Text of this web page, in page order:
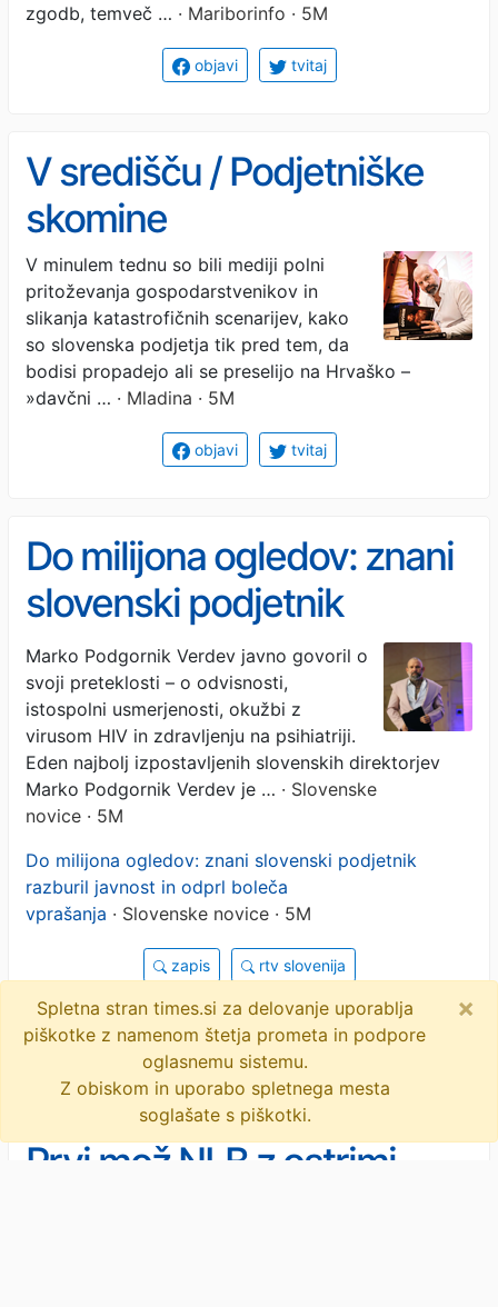
zgodb, temveč … · Mariborinfo · 5M
objavi tvitaj
V središču / Podjetniške
skomine
V minulem tednu so bili mediji polni
pritoževanja gospodarstvenikov in
slikanja katastrofičnih scenarijev, kako
so slovenska podjetja tik pred tem, da
bodisi propadejo ali se preselijo na Hrvaško –
»davčni … · Mladina · 5M
objavi tvitaj
Do milijona ogledov: znani
slovenski podjetnik
razburil javnost in odprl
boleča vprašanja
Marko Podgornik Verdev javno govoril o
svoji preteklosti – o odvisnosti,
istospolni usmerjenosti, okužbi z
virusom HIV in zdravljenju na psihiatriji.
Eden najbolj izpostavljenih slovenskih direktorjev
Marko Podgornik Verdev je … · Slovenske
novice · 5M
Do milijona ogledov: znani slovenski podjetnik
razburil javnost in odprl boleča
vprašanja · Slovenske novice · 5M
zapis rtv slovenija
marko podgornik verdev objavi tvitaj
2 novici
Prvi mož NLB z ostrimi
Spletna stran times.si za delovanje uporablja
piškotke z namenom štetja prometa in podpore
oglasnemu sistemu.
Z obiskom in uporabo spletnega mesta
soglašate s piškotki.
×